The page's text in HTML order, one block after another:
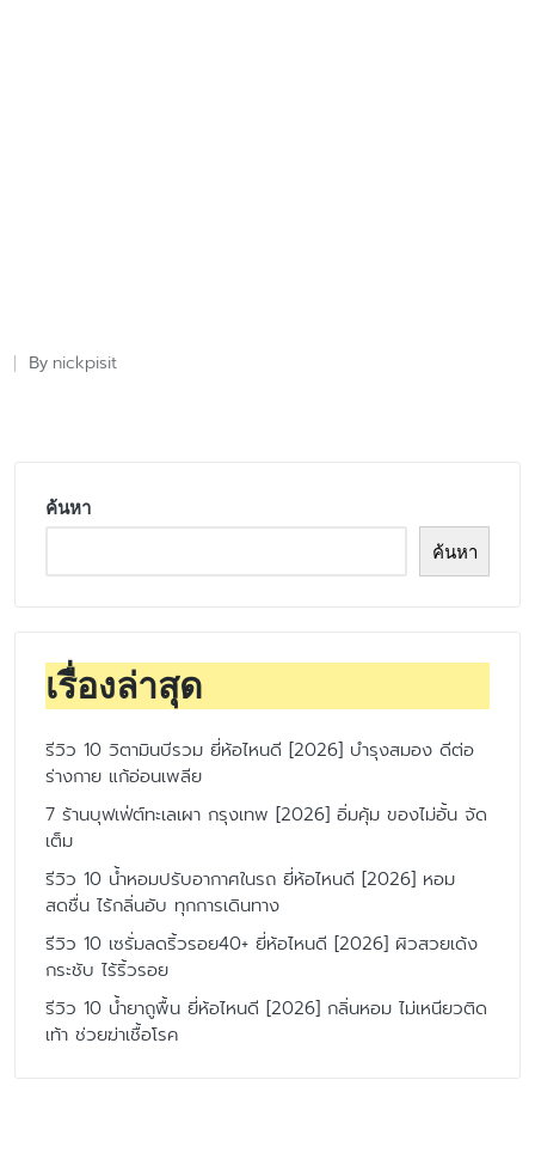
Posted
By nickpisit
ค้นหา
ค้นหา
เรื่องล่าสุด
รีวิว 10 วิตามินบีรวม ยี่ห้อไหนดี [2026] บำรุงสมอง ดีต่อ
ร่างกาย แก้อ่อนเพลีย
7 ร้านบุฟเฟ่ต์ทะเลเผา กรุงเทพ [2026] อิ่มคุ้ม ของไม่อั้น จัด
เต็ม
รีวิว 10 น้ำหอมปรับอากาศในรถ ยี่ห้อไหนดี [2026] หอม
สดชื่น ไร้กลิ่นอับ ทุกการเดินทาง
รีวิว 10 เซรั่มลดริ้วรอย40+ ยี่ห้อไหนดี [2026] ผิวสวยเด้ง
กระชับ ไร้ริ้วรอย
รีวิว 10 น้ำยาถูพื้น ยี่ห้อไหนดี [2026] กลิ่นหอม ไม่เหนียวติด
เท้า ช่วยฆ่าเชื้อโรค